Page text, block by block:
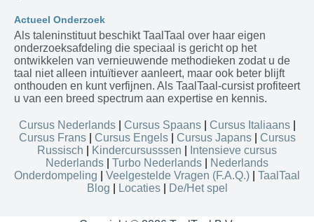
Actueel Onderzoek
Als taleninstituut beschikt TaalTaal over haar eigen
onderzoeksafdeling die speciaal is gericht op het
ontwikkelen van vernieuwende methodieken zodat u de
taal niet alleen intuïtiever aanleert, maar ook beter blijft
onthouden en kunt verfijnen. Als TaalTaal-cursist profiteert
u van een breed spectrum aan expertise en kennis.
Cursus Nederlands| Cursus Spaans| Cursus Italiaans|
Cursus Frans| Cursus Engels| Cursus Japans| Cursus
Russisch
Kindercursusssen
Intensieve cursus
Nederlands
Turbo Nederlands
Nederlands
Onderdompeling
Veelgestelde Vragen (F.A.Q.)
TaalTaal
Blog
Locaties| De/Het spel